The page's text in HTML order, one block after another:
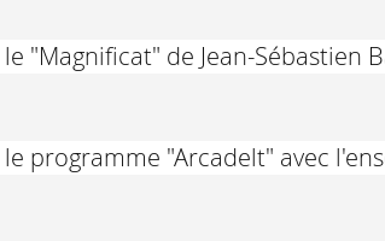
"Magnificat" de Jean-Sébastien
programme "Arcadelt" avec